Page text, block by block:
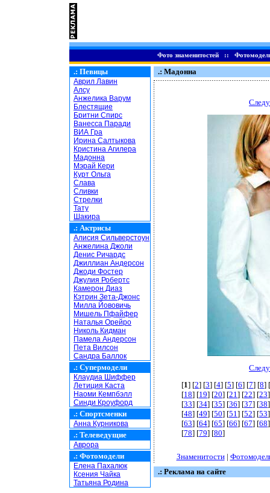
Фото знаменитостей::
.: Певицы
Аврил Лавин
Алсу
Анжелика Варум
Блестящие
Бритни Спирс
Ванесса Паради
ВИА Гра
Ирина Салтыкова
Кристина Агилера
Мадонна
Мэрай Кери
Курт Ольга
Слава
Сливки
Стрелки
Тату
Шакира
.: Актрисы
Алисия Сильверстоун
Анжелина Джоли
Денис Ричардс
Джиллиан Андерсон
Джоди Фостер
Джулия Робертс
Камерон Диаз
Кэтрин Зета-Джонс
Милла Йововичь
Мишель Пфайфер
Наталья Орейро
Николь Кидман
Памела Андерсон
Пета Вилсон
Сандра Баллок
.: Супермодели
Клаудиа Шиффер
Летиция Каста
Наоми Кемпбэлл
Синди Кроуфорд
.: Спортсменки
Анна Курникова
.: Телеведущие
Аврора
.: Фотомодели
Елена Пахалюк
Ксения Чайка
Татьяна Родина
.: Мадонна
[1] [2] [3] [4] [5] [6] [7] [8] [
[18] [19] [20] [21] [22] [23
[33] [34] [35] [36] [37] [38
[48] [49] [50] [51] [52] [53
[63] [64] [65] [66] [67] [68
[78] [79] [80]
Знаменитости|
.: Реклама на сайте